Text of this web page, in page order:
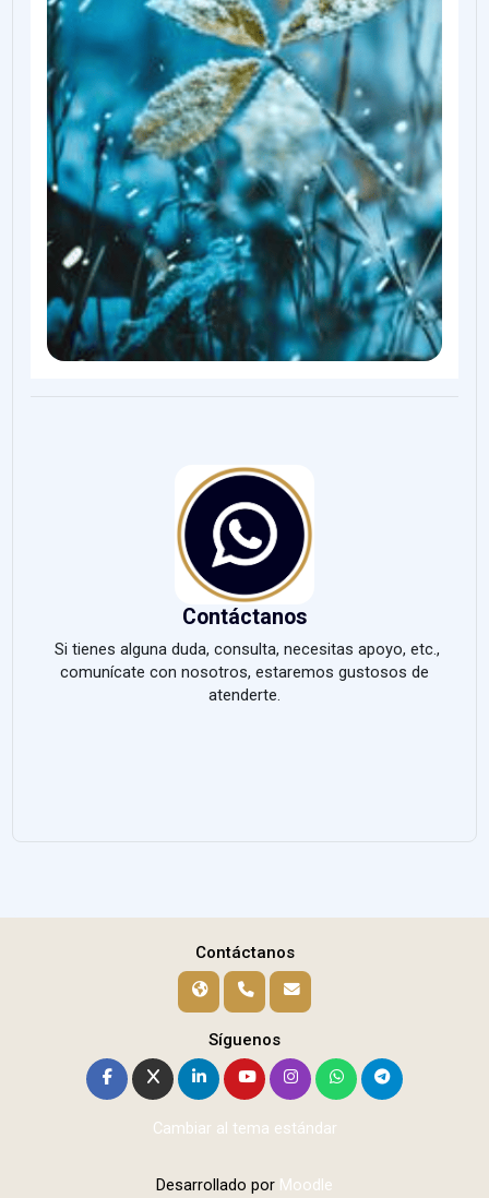
Contáctanos
Si tienes alguna duda, consulta, necesitas apoyo, etc.,
comunícate con nosotros, estaremos gustosos de
atenderte.
Contáctanos
Síguenos
Cambiar al tema estándar
Desarrollado por Moodle